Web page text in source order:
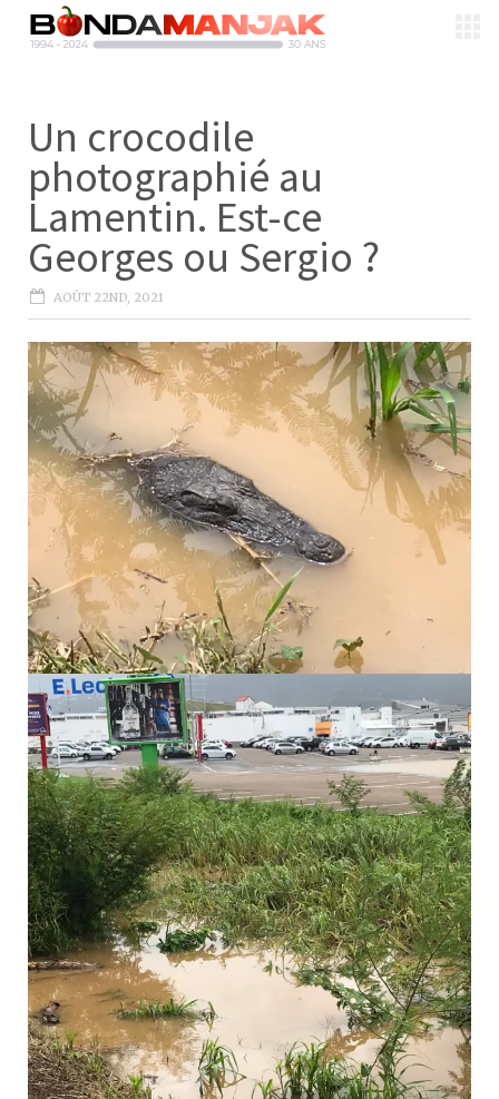
Un crocodile
photographié au
Lamentin. Est-ce
Georges ou Sergio ?
AOÛT 22ND, 2021